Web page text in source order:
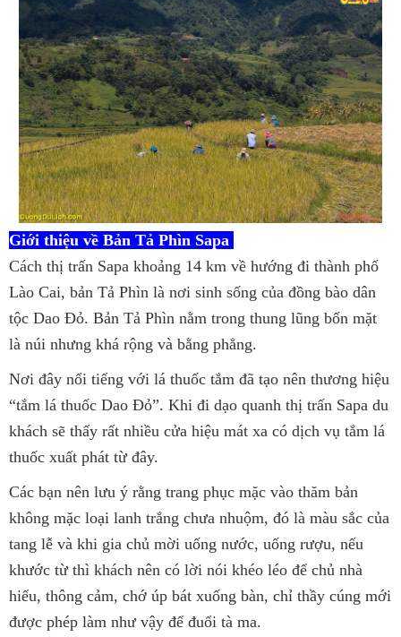
Giới thiệu về Bản Tả Phìn Sapa
Cách thị trấn Sapa khoảng 14 km về hướng đi thành phố
Lào Cai, bản Tả Phìn là nơi sinh sống của đồng bào dân
tộc Dao Đỏ. Bản Tả Phìn nằm trong thung lũng bốn mặt
là núi nhưng khá rộng và bằng phẳng.
Nơi đây nổi tiếng với lá thuốc tắm đã tạo nên thương hiệu
“tắm lá thuốc Dao Đỏ”. Khi đi dạo quanh thị trấn Sapa du
khách sẽ thấy rất nhiều cửa hiệu mát xa có dịch vụ tắm lá
thuốc xuất phát từ đây.
Các bạn nên lưu ý rằng trang phục mặc vào thăm bản
không mặc loại lanh trắng chưa nhuộm, đó là màu sắc của
tang lễ và khi gia chủ mời uống nước, uống rượu, nếu
khước từ thì khách nên có lời nói khéo léo để chủ nhà
hiểu, thông cảm, chớ úp bát xuống bàn, chỉ thầy cúng mới
được phép làm như vậy để đuổi tà ma.